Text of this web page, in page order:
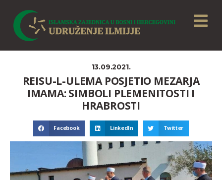
13.09.2021.
REISU-L-ULEMA POSJETIO MEZARJA
IMAMA: SIMBOLI PLEMENITOSTI I
HRABROSTI
Facebook LinkedIn Twitter